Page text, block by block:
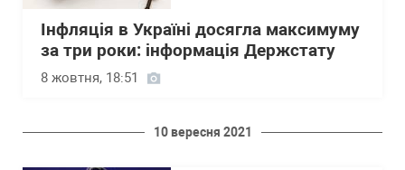
Інфляція в Україні досягла максимуму
за три роки: інформація Держстату
8 жовтня, 18:51
10 вересня 2021